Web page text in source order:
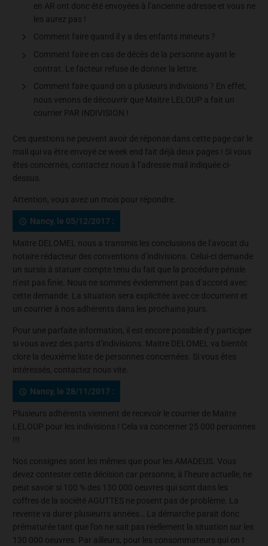
en AR ont donc été envoyées à l’ancienne adresse et vous ne
les aurez pas !
Comment faire quand il y a des enfants mineurs ?
Comment faire en cas de décès de la personne ayant le
contrat. Le facteur refuse de donner la lettre.
Comment faire quand on a plusieurs indivisions ? En effet,
nous venons de découvrir que Maitre LELOUP a fait un
courrier PAR INDIVISION !
Ces questions ne peuvent avoir de réponse dans cette page car le
mail qui va être envoyé ce week end fait déjà deux pages ! Si vous
êtes concernés, contactez nous à l’adresse mail indiquée ci-
dessus.
Attention, vous avez un mois pour répondre.
Nancy, le 05/12/2017 :
Maitre DELOMEL nous a transmis les conclusions de l’avocat du
notaire rédacteur des conventions d’indivisions. Celui-ci demande
un sursis à statuer compte tenu du fait que la procédure pénale
n’est pas finie. Nous ne sommes évidemment pas d’accord avec
cette demande. La situation sera explicitée avec ce document et
un courrier à nos adhérents dans les prochains jours.
Pour une parfaite information, il est encore possible d’y participer
si vous avez des parts d’indivisions. Maitre DELOMEL va bientôt
clore la deuxième liste de personnes concernées. Si vous êtes
intéressés, contactez nous vite.
Nancy, le 28/11/2017 :
Plusieurs adhérents viennent de recevoir le courrier de Maitre
LELOUP pour les indivisions ! Cela va concerner 25 000 personnes
!!!
Nos consignes sont les mêmes que pour les AMADEUS. Vous
devez contester cette décision car personne, à l’heure actuelle, ne
peut savoir si 100 % des 130 000 oeuvres qui sont dans les
coffres de la société AGUTTES ne posent pas de problème. La
revente va durer plusieurrs années… La démarche parait donc
prématurée tant que l’on ne sait pas réellement la situation sur les
130 000 oeuvres. Par ailleurs, pour les consommateurs qui on t